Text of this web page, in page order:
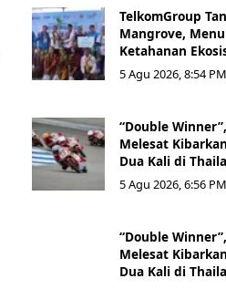
TelkomGroup
Mangrove,
Ketahanan
5 Agu 2026, 8:54 PM
“Double
Melesat
Dua Kali di
5 Agu 2026, 6:56 PM
“Double
Melesat
Dua Kali di